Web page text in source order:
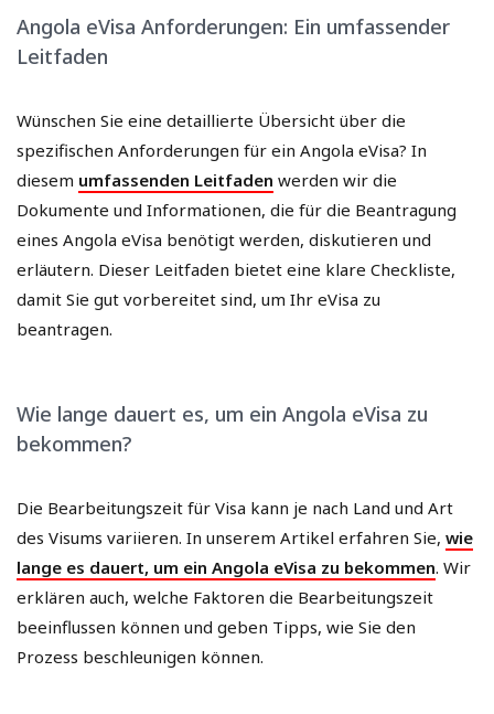
Angola eVisa Anforderungen: Ein umfassender
Leitfaden
Wünschen Sie eine detaillierte Übersicht über die
spezifischen Anforderungen für ein Angola eVisa? In
diesem umfassenden Leitfaden werden wir die
Dokumente und Informationen, die für die Beantragung
eines Angola eVisa benötigt werden, diskutieren und
erläutern. Dieser Leitfaden bietet eine klare Checkliste,
damit Sie gut vorbereitet sind, um Ihr eVisa zu
beantragen.
Wie lange dauert es, um ein Angola eVisa zu
bekommen?
Die Bearbeitungszeit für Visa kann je nach Land und Art
des Visums variieren. In unserem Artikel erfahren Sie, wie
lange es dauert, um ein Angola eVisa zu bekommen. Wir
erklären auch, welche Faktoren die Bearbeitungszeit
beeinflussen können und geben Tipps, wie Sie den
Prozess beschleunigen können.